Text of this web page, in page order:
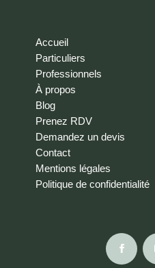
Accueil
Particuliers
Professionnels
À propos
Blog
Prenez RDV
Demandez un devis
Contact
Mentions légales
Politique de confidentialité